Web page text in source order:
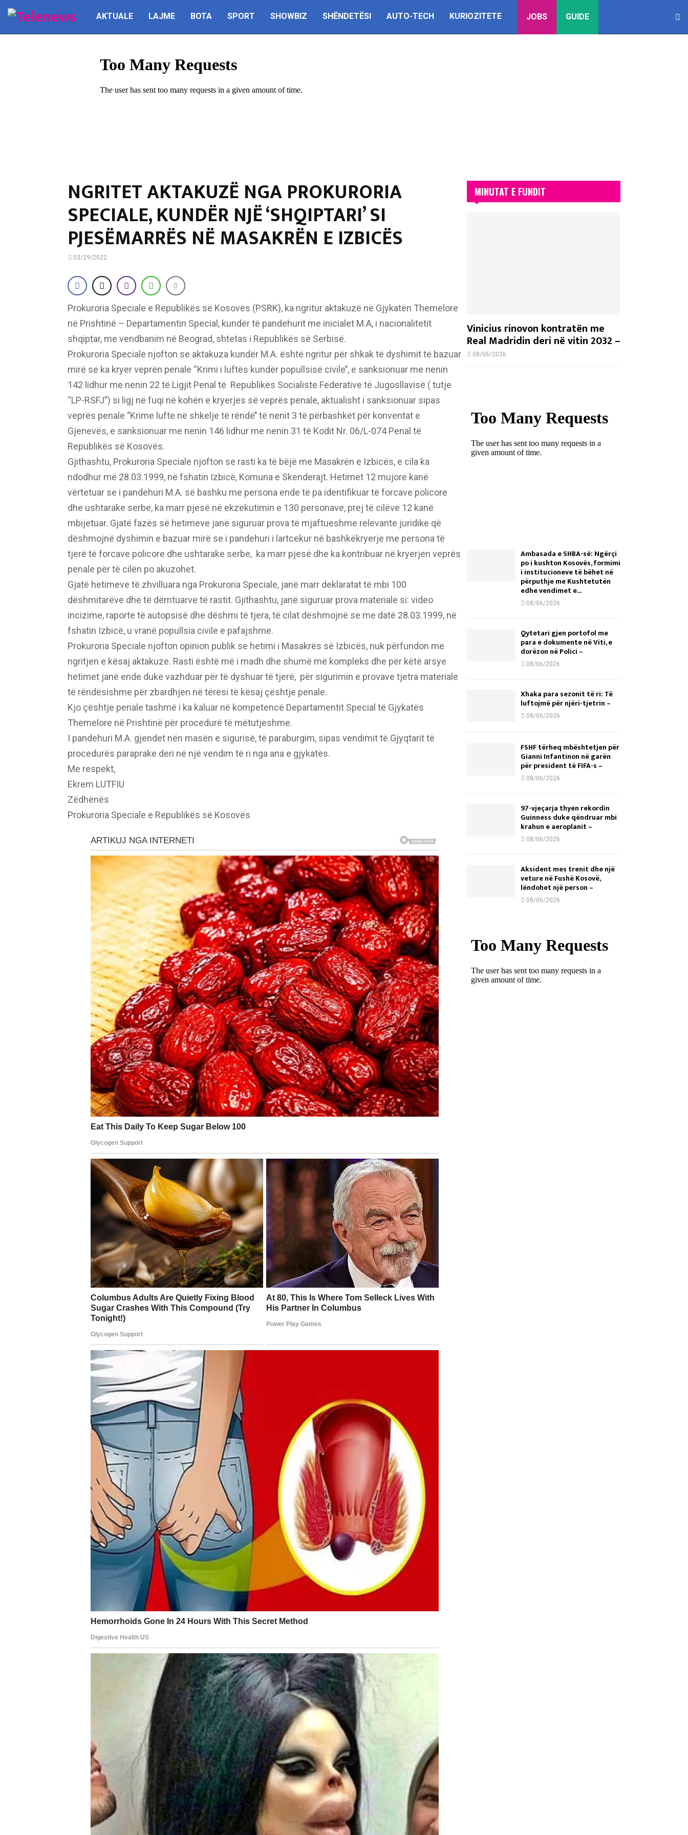
AKTUALE LAJME BOTA SPORT SHOWBIZ SHËNDETËSI AUTO-TECH KURIOZITETE JOBS GUIDE
NGRITET AKTAKUZË NGA PROKURORIA
SPECIALE, KUNDËR NJË ‘SHQIPTARI’ SI
PJESËMARRËS NË MASAKRËN E IZBICËS
03/29/2022
Prokuroria Speciale e Republikës së Kosovës (PSRK), ka ngritur aktakuzë në Gjykatën Themelore
në Prishtinë – Departamentin Special, kundër të pandehurit me inicialet M.A, i nacionalitetit
shqiptar, me vendbanim në Beograd, shtetas i Republikës së Serbisë.
Prokuroria Speciale njofton se aktakuza kundër M.A. është ngritur për shkak të dyshimit të bazuar
mirë se ka kryer veprën penale “Krimi i luftës kundër popullsisë civile’’, e sanksionuar me nenin
142 lidhur me nenin 22 të Ligjit Penal të Republikës Socialiste Federative të Jugosllavisë ( tutje
“LP-RSFJ”) si ligj në fuqi në kohën e kryerjes së veprës penale, aktualisht i sanksionuar sipas
veprës penale ‘’Krime lufte në shkelje të rëndë’’ të nenit 3 të përbashkët për konventat e
Gjenevës, e sanksionuar me nenin 146 lidhur me nenin 31 të Kodit Nr. 06/L-074 Penal të
Republikës së Kosovës.
Gjithashtu, Prokuroria Speciale njofton se rasti ka të bëjë me Masakrën e Izbicës, e cila ka
ndodhur më 28.03.1999, në fshatin Izbicë, Komuna e Skenderajt. Hetimet 12 mujore kanë
vërtetuar se i pandehuri M.A. së bashku me persona ende të pa identifikuar të forcave policore
dhe ushtarake serbe, ka marr pjesë në ekzekutimin e 130 personave, prej të cilëve 12 kanë
mbijetuar. Gjatë fazës së hetimeve janë siguruar prova të mjaftueshme relevante juridike që
dëshmojnë dyshimin e bazuar mirë se i pandehuri i lartcekur në bashkëkryerje me persona të
tjerë të forcave policore dhe ushtarake serbe, ka marr pjesë dhe ka kontribuar në kryerjen veprës
penale për të cilën po akuzohet.
Gjatë hetimeve të zhvilluara nga Prokuroria Speciale, janë marr deklaratat të mbi 100
dëshmitarëve dhe të dëmtuarve të rastit. Gjithashtu, janë siguruar prova materiale si: video
incizime, raporte të autopsisë dhe dëshmi të tjera, të cilat dëshmojnë se me datë 28.03.1999, në
fshatin Izbicë, u vranë popullsia civile e pafajshme.
Prokuroria Speciale njofton opinion publik se hetimi i Masakrës së Izbicës, nuk përfundon me
ngritjen e kësaj aktakuze. Rasti është më i madh dhe shumë më kompleks dhe për këtë arsye
hetimet janë ende duke vazhduar për të dyshuar të tjerë, për sigurimin e provave tjetra materiale
të rëndësishme për zbardhjen në tërësi të kësaj çështje penale.
Kjo çështje penale tashmë i ka kaluar në kompetencë Departamentit Special të Gjykatës
Themelore në Prishtinë për procedurë të mëtutjeshme.
I pandehuri M.A. gjendet nën masën e sigurisë, të paraburgim, sipas vendimit të Gjyqtarit të
procedurës paraprake deri në një vendim të ri nga ana e gjykatës.
Me respekt,
Ekrem LUTFIU
Zëdhënës
Prokuroria Speciale e Republikës së Kosovës
MINUTAT E FUNDIT
Vinicius rinovon kontratën me
Real Madridin deri në vitin 2032 –
08/06/2026
Ambasada e SHBA-së: Ngërçi
po i kushton Kosovës, formimi
i institucioneve të bëhet në
përputhje me Kushtetutën
edhe vendimet e...
08/06/2026
Qytetari gjen portofol me
para e dokumente në Viti, e
dorëzon në Polici –
08/06/2026
Xhaka para sezonit të ri: Të
luftojmë për njëri-tjetrin –
08/06/2026
FSHF tërheq mbështetjen për
Gianni Infantinon në garën
për president të FIFA-s –
08/06/2026
97-vjeçarja thyen rekordin
Guinness duke qëndruar mbi
krahun e aeroplanit –
08/06/2026
Aksident mes trenit dhe një
veture në Fushë Kosovë,
lëndohet një person –
08/06/2026